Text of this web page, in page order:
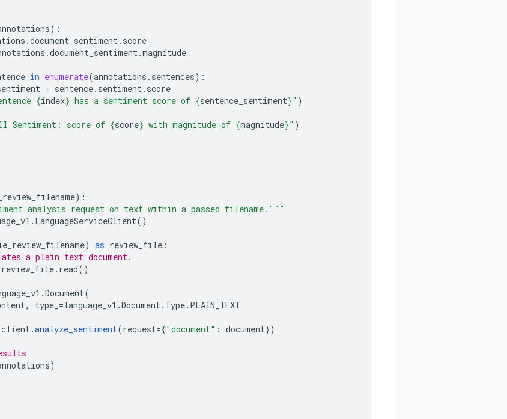
):
.document_sentiment. score
.document_sentiment.magnitude
in enumerate(annotations . sentences):
= sentence. sentiment. score
{index} has a sentiment score of {sentence_sentiment}" )
Sentiment: score of {score} with magnitude of {magnitude}" )
):
analysis request on text within a passed filename."""
. LanguageServiceClient()
) as review_file :
a plain text document.
review_file. read()
.Document(
, type_ =language_v1 .Document. Type. PLAIN_TEXT
client.analyze_sentiment(request={"document" : document})
)